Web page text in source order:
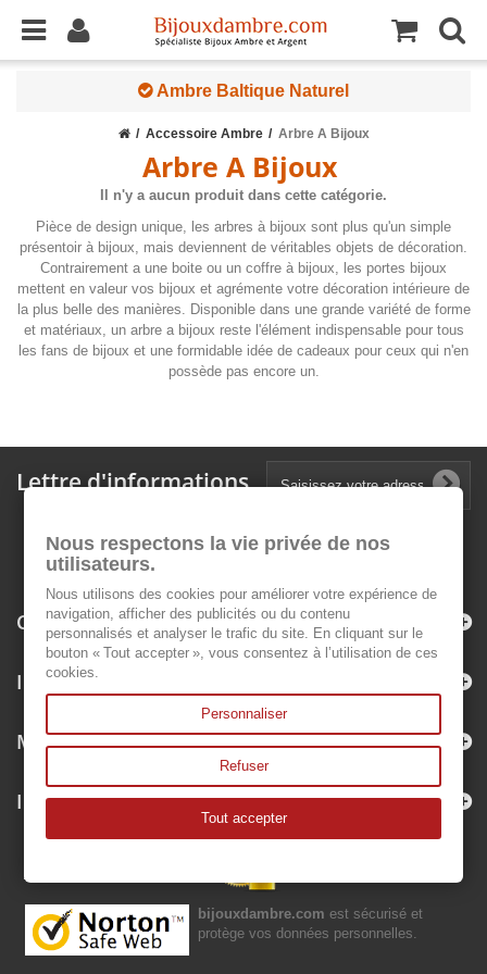
Ambre Baltique Naturel
Accessoire Ambre Arbre A Bijoux
Arbre A Bijoux
Il n'y a aucun produit dans cette catégorie.
Pièce de design unique, les arbres à bijoux sont plus qu'un simple
présentoir à bijoux, mais deviennent de véritables objets de décoration.
Contrairement a une boite ou un coffre à bijoux, les portes bijoux
mettent en valeur vos bijoux et agrémente votre décoration intérieure de
la plus belle des manières. Disponible dans une grande variété de forme
et matériaux, un arbre a bijoux reste l'élément indispensable pour tous
les fans de bijoux et une formidable idée de cadeaux pour ceux qui n'en
possède pas encore un.
Lettre d'informations
Catégories
Informations
Mon compte
Informations sur votre boutique
bijouxdambre.com est sécurisé et
protège vos données personnelles.
Nous respectons la vie privée de nos
utilisateurs.
Nous utilisons des cookies pour améliorer votre expérience de
navigation, afficher des publicités ou du contenu
personnalisés et analyser le trafic du site. En cliquant sur le
bouton « Tout accepter », vous consentez à l’utilisation de ces
cookies.
Personnaliser
Refuser
Tout accepter